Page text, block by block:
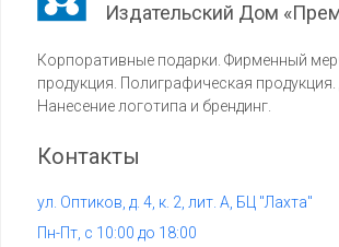
Издательский Дом
Корпоративные подарки. Фирменный
продукция. Полиграфическая продукция.
Нанесение логотипа и брендинг.
Контакты
ул. Оптиков, д. 4, к. 2, лит. А, БЦ "Лахта"
Пн-Пт, с 10:00 до 18:00